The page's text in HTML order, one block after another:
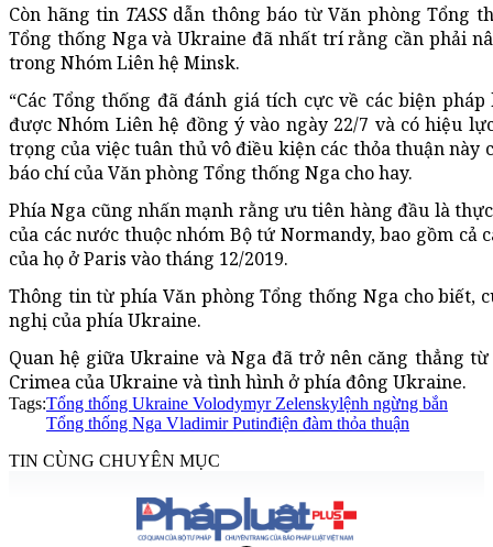
Còn hãng tin TASSdẫn thông báo từ Văn phòng Tổng
Tổng thống Nga và Ukraine đã nhất trí rằng cần phải
trong Nhóm Liên hệ Minsk.
“Các Tổng thống đã đánh giá tích cực về các biện
được Nhóm Liên hệ đồng ý vào ngày 22/7 và có hiệu
trọng của việc tuân thủ vô điều kiện các thỏa thuận này
báo chí của Văn phòng Tổng thống Nga cho hay.
Phía Nga cũng nhấn mạnh rằng ưu tiên hàng đầu là
của các nước thuộc nhóm Bộ tứ Normandy, bao gồm
của họ ở Paris vào tháng 12/2019.
Thông tin từ phía Văn phòng Tổng thống Nga cho biết,
nghị của phía Ukraine.
Quan hệ giữa Ukraine và Nga đã trở nên căng thẳng
Crimea của Ukraine và tình hình ở phía đông Ukraine.
Tags:Tổng thống Ukraine Volodymyr Zelenskylệnh ngừng bắn
Tổng thống Nga Vladimir Putinđiện đàm thỏa thuận
TIN CÙNG CHUYÊN MỤC